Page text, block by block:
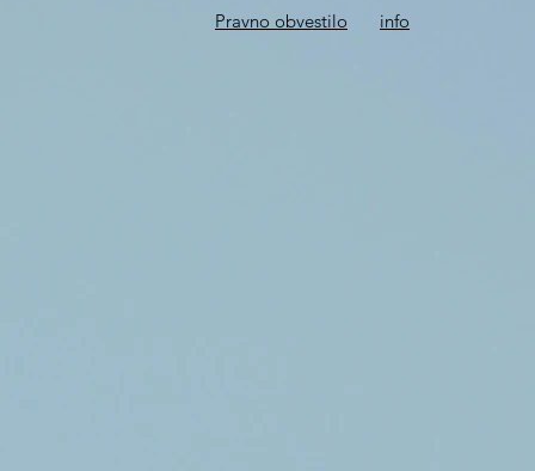
Pravno obvestilo info